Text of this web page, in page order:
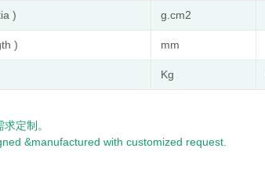
) g.cm2
) mm
Kg
定制。
&manufactured with customized request.